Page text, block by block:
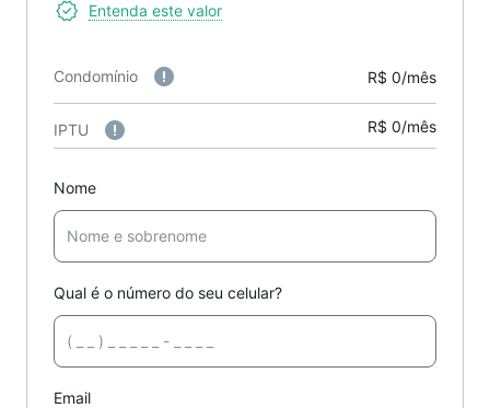
Entenda este valor
Condomínio R$ 0/mês
IPTU R$ 0/mês
Nome
Qual é o número do seu celular?
Email